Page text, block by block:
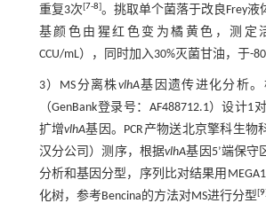
重复3次[7-8]。挑取单个菌落于改良Frey液
基颜色由猩红色变为橘黄色，测定
CCU/mL），同时加入30%灭菌甘油，于-
3）MS分离株vlhA基因遗传进化分析。
（GenBank登录号：AF488712.1）设计1
扩增vlhA基因。PCR产物送北京擎科生物
汉分公司）测序，根据vlhA基因5’端保守
分析和基因分型，序列比对结果用
化树，参考Bencina的方法对MS进行分型[9]